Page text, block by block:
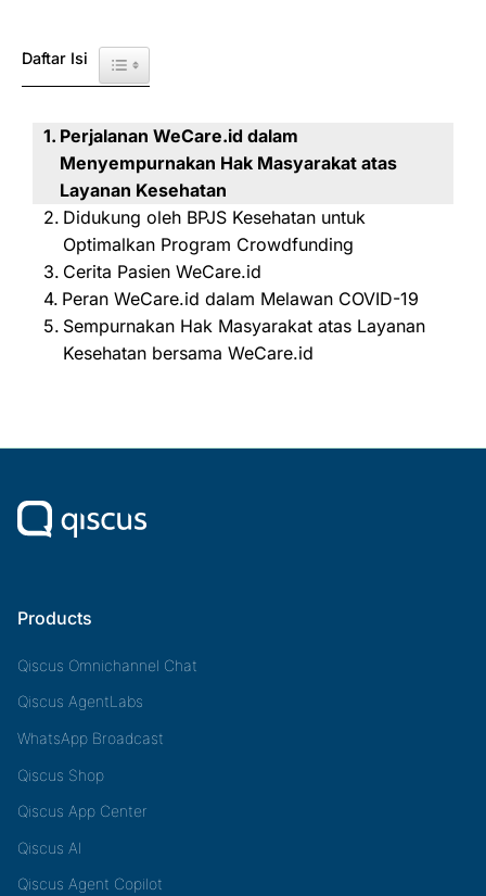
Daftar Isi Toggle Table of Content
Perjalanan WeCare.id dalam
Menyempurnakan Hak Masyarakat atas
Layanan Kesehatan
Didukung oleh BPJS Kesehatan untuk
Optimalkan Program Crowdfunding
Cerita Pasien WeCare.id
Peran WeCare.id dalam Melawan COVID-19
Sempurnakan Hak Masyarakat atas Layanan
Kesehatan bersama WeCare.id
Products
Qiscus Omnichannel Chat
Qiscus AgentLabs
WhatsApp Broadcast
Qiscus Shop
Qiscus App Center
Qiscus AI
Qiscus Agent Copilot